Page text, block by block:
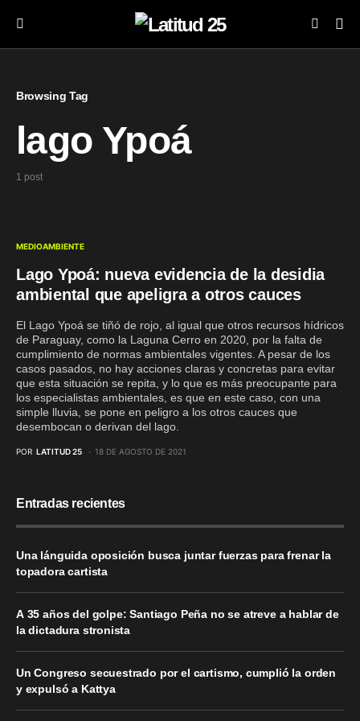
Browsing Tag
lago Ypoá
1 post
MEDIOAMBIENTE
Lago Ypoá: nueva evidencia de la desidia
ambiental que apeligra a otros cauces
El Lago Ypoá se tiñó de rojo, al igual que otros recursos hídricos
de Paraguay, como la Laguna Cerro en 2020, por la falta de
cumplimiento de normas ambientales vigentes. A pesar de los
casos pasados, no hay acciones claras y concretas para evitar
que esta situación se repita, y lo que es más preocupante para
los especialistas ambientales, es que en este caso, con una
simple lluvia, se pone en peligro a los otros cauces que
desembocan o derivan del lago.
POR LATITUD 25 18 DE AGOSTO DE 2021
Entradas recientes
Una lánguida oposición busca juntar fuerzas para frenar la
topadora cartista
A 35 años del golpe: Santiago Peña no se atreve a hablar de
la dictadura stronista
Un Congreso secuestrado por el cartismo, cumplió la orden
y expulsó a Kattya